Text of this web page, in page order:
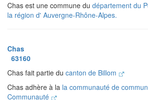
Chas est une commune du département du
la région d' Auvergne-Rhône-Alpes.
Chas
63160
Chas fait partie du canton de Billom
Chas adhère à la la communauté de
Communauté